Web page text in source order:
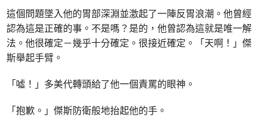
這個問題墜入他的胃部深淵並激起了一陣反胃浪潮。他曾經
認為這是正確的事。不是嗎？是的，他曾認為這就是唯一解
法。他很確定－幾乎十分確定。很接近確定。「天啊！」傑
斯舉起手臂。
「噓！」多美代轉頭給了他一個責罵的眼神。
「抱歉。」傑斯防衛般地抬起他的手。